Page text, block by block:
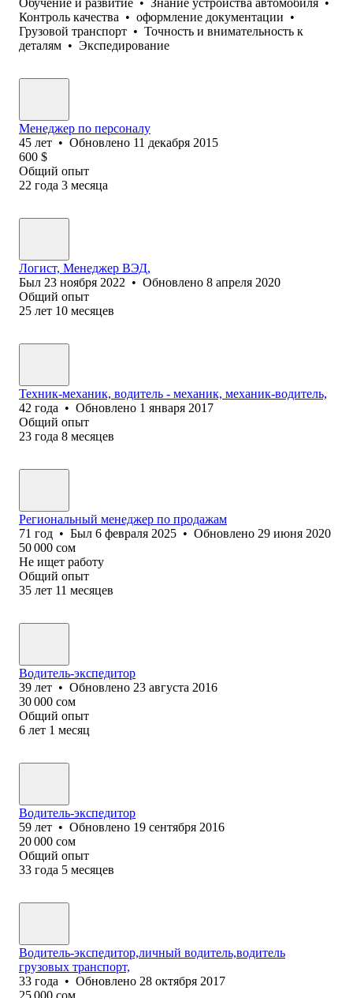
Контроль качества • оформление документации •
Грузовой транспорт • Точность и внимательность к
деталям • Экспедирование
Менеджер по персоналу
45 лет • Обновлено 11 декабря 2015
600 $
Общий опыт
22 года 3 месяца
Логист, Менеджер ВЭД,
Был 23 ноября 2022 • Обновлено 8 апреля 2020
Общий опыт
25 лет 10 месяцев
Техник-механик, водитель - механик, механик-водитель,
42 года • Обновлено 1 января 2017
Общий опыт
23 года 8 месяцев
Региональный менеджер по продажам
71 год • Был 6 февраля 2025 • Обновлено 29 июня 2020
50 000 сом
Не ищет работу
Общий опыт
35 лет 11 месяцев
Водитель-экспедитор
39 лет • Обновлено 23 августа 2016
30 000 сом
Общий опыт
6 лет 1 месяц
Водитель-экспедитор
59 лет • Обновлено 19 сентября 2016
20 000 сом
Общий опыт
33 года 5 месяцев
Водитель-экспедитор,личный водитель,водитель
грузовых транспорт,
33 года • Обновлено 28 октября 2017
25 000 сом